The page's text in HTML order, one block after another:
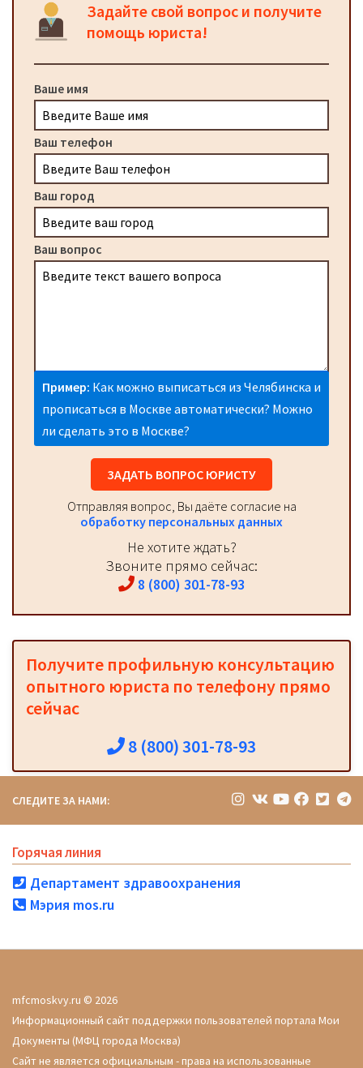
Задайте свой вопрос и получите
помощь юриста!
Ваше имя
Ваш телефон
Ваш город
Ваш вопрос
Пример: Как можно выписаться из Челябинска и
прописаться в Москве автоматически? Можно
ли сделать это в Москве?
ЗАДАТЬ ВОПРОС ЮРИСТУ
Отправляя вопрос, Вы даёте согласие на
обработку персональных данных
Не хотите ждать?
Звоните прямо сейчас:
8 (800) 301-78-93
Получите профильную консультацию
опытного юриста по телефону прямо
сейчас
8 (800) 301-78-93
СЛЕДИТЕ ЗА НАМИ:
Горячая линия
Департамент здравоохранения
Мэрия mos.ru
mfcmoskvy.ru © 2026
Информационный сайт поддержки пользователей портала Мои
Документы (МФЦ города Москва)
Сайт не является официальным - права на использованные